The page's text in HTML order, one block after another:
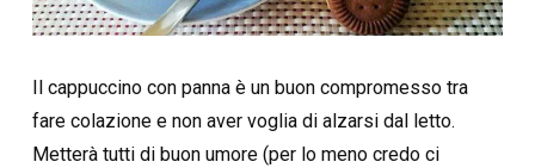
Il cappuccino con panna è un buon compromesso tra
fare colazione e non aver voglia di alzarsi dal letto.
Metterà tutti di buon umore (per lo meno credo ci